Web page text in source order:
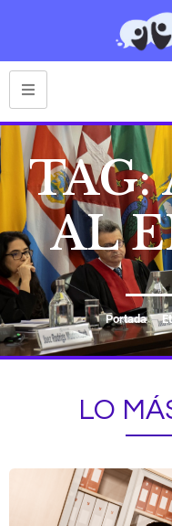
TAG:
AL
Portada
LO